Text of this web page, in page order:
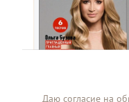
Даю согласие на